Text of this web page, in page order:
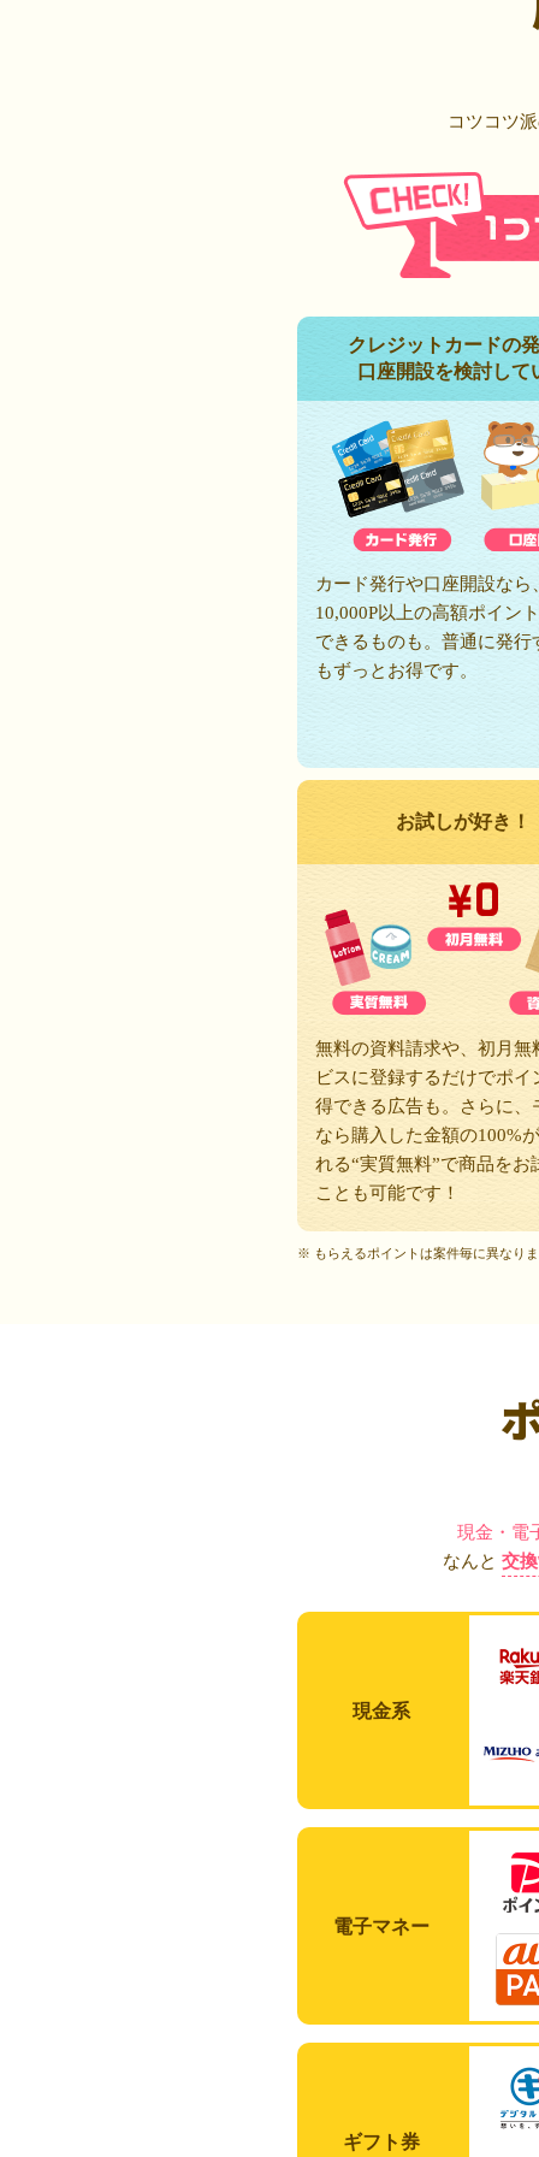
コツコツ
クレジットカードの
口座開設を検討して
カード発行や口座開設なら
10,000P以上の高額ポイン
できるものも。普通に発行
もずっとお得です。
お試しが好き！
無料の資料請求や、初月無
ビスに登録するだけでポイ
得できる広告も。さらに、
なら購入した金額の100%
れる“実質無料”で商品をお
ことも可能です！
※ もらえるポイントは案件毎に異なり
現金・電
なんと 交
現金系
電子マネー
ギフト券